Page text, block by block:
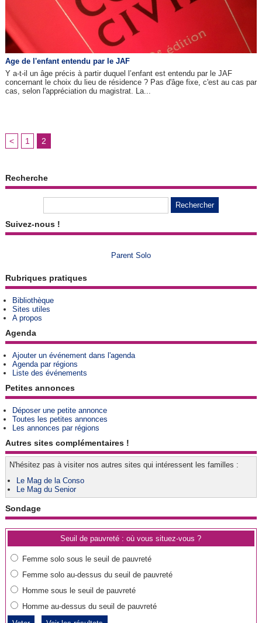
Age de l'enfant entendu par le JAF
Y a-t-il un âge précis à partir duquel l’enfant est entendu par le JAF
concernant le choix du lieu de résidence ? Pas d'âge fixe, c'est au cas par
cas, selon l'appréciation du magistrat. La...
< 1 2
Recherche
Suivez-nous !
Parent Solo
Rubriques pratiques
Bibliothèque
Sites utiles
A propos
Agenda
Ajouter un événement dans l'agenda
Agenda par régions
Liste des événements
Petites annonces
Déposer une petite annonce
Toutes les petites annonces
Les annonces par régions
Autres sites complémentaires !
N'hésitez pas à visiter nos autres sites qui intéressent les familles :
Le Mag de la Conso
Le Mag du Senior
Sondage
Seuil de pauvreté : où vous situez-vous ?
Femme solo sous le seuil de pauvreté
Femme solo au-dessus du seuil de pauvreté
Homme sous le seuil de pauvreté
Homme au-dessus du seuil de pauvreté